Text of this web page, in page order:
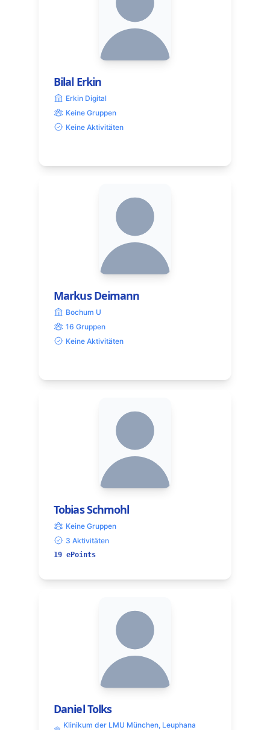
Bilal Erkin
Erkin Digital
Keine Gruppen
Keine Aktivitäten
Markus Deimann
Bochum U
16 Gruppen
Keine Aktivitäten
Tobias Schmohl
Keine Gruppen
3 Aktivitäten
19 ePoints
Daniel Tolks
Klinikum der LMU München, Leuphana